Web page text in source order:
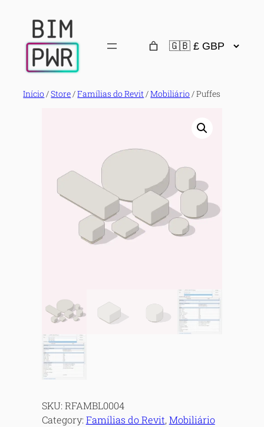
conteúdo
Início/Store/Famílias do Revit/Mobiliário/ Puffes
SKU: RFAMBL0004
Category: Famílias do Revit, Mobiliário